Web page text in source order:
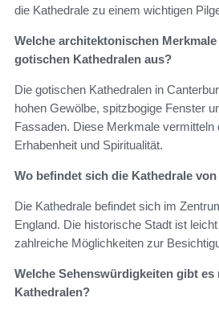
die Kathedrale zu einem wichtigen
Welche architektonischen
gotischen Kathedralen aus?
Die gotischen Kathedralen in
hohen Gewölbe, spitzbogige Fenster
Fassaden. Diese Merkmale vermitteln
Erhabenheit und Spiritualität.
Wo befindet sich die Kathedrale
Die Kathedrale befindet sich im
England. Die historische Stadt ist
zahlreiche Möglichkeiten zur
Welche Sehenswürdigkeiten gibt es
Kathedralen?